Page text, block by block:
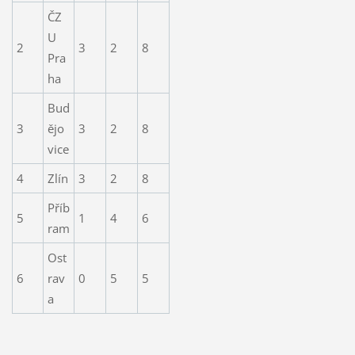
2
ČZ
U
Pra
ha
3 2 8
3
Bud
ějo
vice
3 2 8
4 Zlín 3 2 8
5
Příb
ram
1 4 6
6
Ost
rav
a
0 5 5